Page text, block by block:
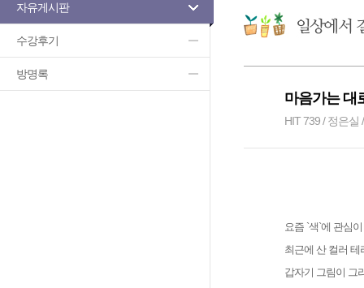
자유게시판
수강후기
방명록
마음가는 대
HIT 739 / 정은실
요즘 `색`에 관심
최근에 산 컬러 테
갑자기 그림이 그